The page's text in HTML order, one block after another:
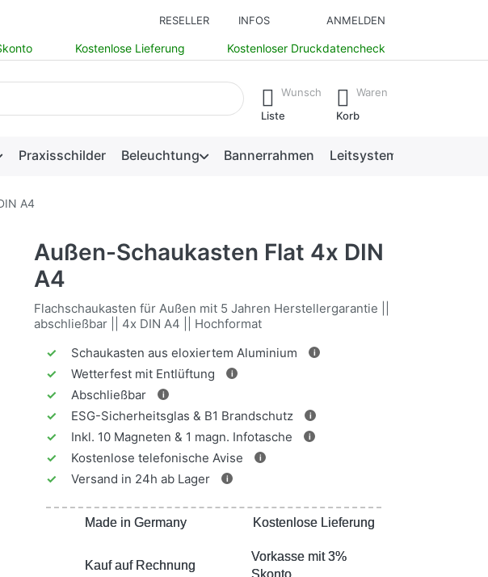
RESELLER INFOS ANMELDEN
Kostenlose Lieferung Kostenloser Druckdatencheck
erscheinen automatisch erste Ergebnisse. Drücken Sie die Eingabetaste, um alle
Wunsch
Liste
Waren
Korb
Praxisschilder Beleuchtung Bannerrahmen Leitsysteme
A4
Außen-Schaukasten Flat 4x DIN
A4
Flachschaukasten für Außen mit 5 Jahren Herstellergarantie ||
abschließbar || 4x DIN A4 || Hochformat
✓
Schaukasten aus eloxiertem Aluminium i
✓ Wetterfest mit Entlüftung i
✓ Abschließbar i
✓ ESG-Sicherheitsglas & B1 Brandschutz i
✓ Inkl. 10 Magneten & 1 magn. Infotasche i
✓ Kostenlose telefonische Avise i
✓ Versand in 24h ab Lager i
Made in Germany Kostenlose Lieferung
Kauf auf Rechnung
Vorkasse mit 3%
Made in Germany Kostenlose Lieferung
Kauf auf Rechnung
Vorkasse mit 3%